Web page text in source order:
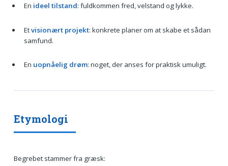
En ideel tilstand: fuldkommen fred, velstand og lykke.
Etvisionært projekt: konkrete planer om at skabe et sådan
samfund.
En uopnåelig drøm: noget, der anses for praktisk umuligt.
Etymologi
Begrebet stammer fra græsk: